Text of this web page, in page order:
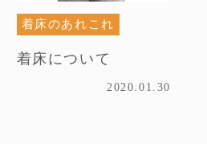
着床のあれこれ
着床について
2020.01.30